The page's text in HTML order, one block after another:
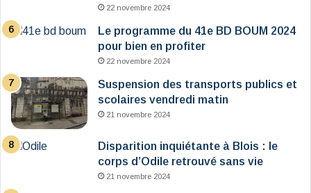
22 novembre 2024
Le programme du 41e BD BOUM 2024
pour bien en profiter
22 novembre 2024
Suspension des transports publics et
scolaires vendredi matin
21 novembre 2024
Disparition inquiétante à Blois : le
corps d’Odile retrouvé sans vie
21 novembre 2024